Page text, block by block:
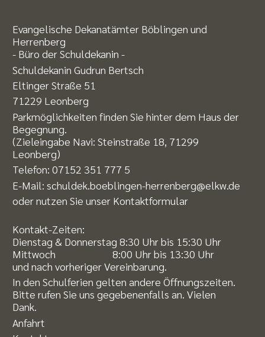
Evangelische Dekanatämter Böblingen und
Herrenberg
- Büro der Schuldekanin -
Schuldekanin Gudrun Bertsch
Eltinger Straße 51
71229 Leonberg
Parkmöglichkeiten finden Sie hinter dem Haus der
Begegnung.
(Zieleingabe Navi: Steinstraße 18, 71299
Leonberg)
Telefon: 07152 351 777 5
E-Mail: schuldek.boeblingen-herrenberg@elkw.de
oder nutzen Sie unser Kontaktformular
Kontakt-Zeiten:
Dienstag & Donnerstag 8:30 Uhr bis 15:30 Uhr
Mittwoch 8:00 Uhr bis 13:30 Uhr
und nach vorheriger Vereinbarung.
In den Schulferien gelten andere Öffnungszeiten.
Bitte rufen Sie uns gegebenenfalls an. Vielen
Dank.
Anfahrt